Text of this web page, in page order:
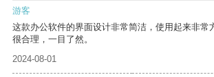
游客
这款办公软件的界面设计非常简洁，使用起来非常
很合理，一目了然。
2024-08-01